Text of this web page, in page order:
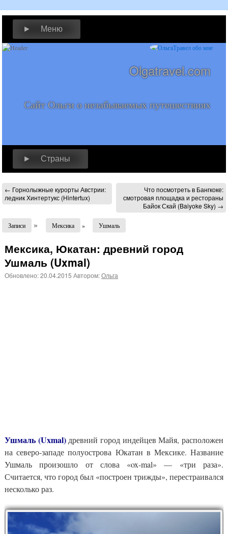
► Меню
Olgatravel.com
Сайт Ольги о незабываемых путешествиях
► Страны
← Горнолыжные курорты Австрии:
ледник Хинтертукс (Hintertux)
Что посмотреть в Бангкоке:
смотровая площадка и рестораны
Байок Скай (Baiyoke Sky) →
Записи » Мексика » Ушмаль
Мексика, Юкатан: древний город
Ушмаль (Uxmal)
Обновлено:20.04.2015 Автором:Ольга
Ушмаль (Uxmal)древний город индейцев Майя, расположен
на северо-западе полуострова Юкатан в Мексике. Название
Ушмаль произошло от слова «ox-mal» — «три раза».
Считается, что город был «построен трижды», перестраивался
несколько раз.